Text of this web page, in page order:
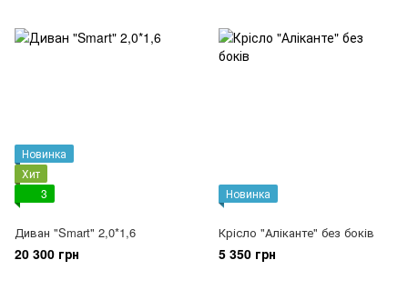
Новинка
Хит
3
Диван "Smart" 2,0*1,6
20 300 грн
Новинка
Крісло "Аліканте" без боків
5 350 грн